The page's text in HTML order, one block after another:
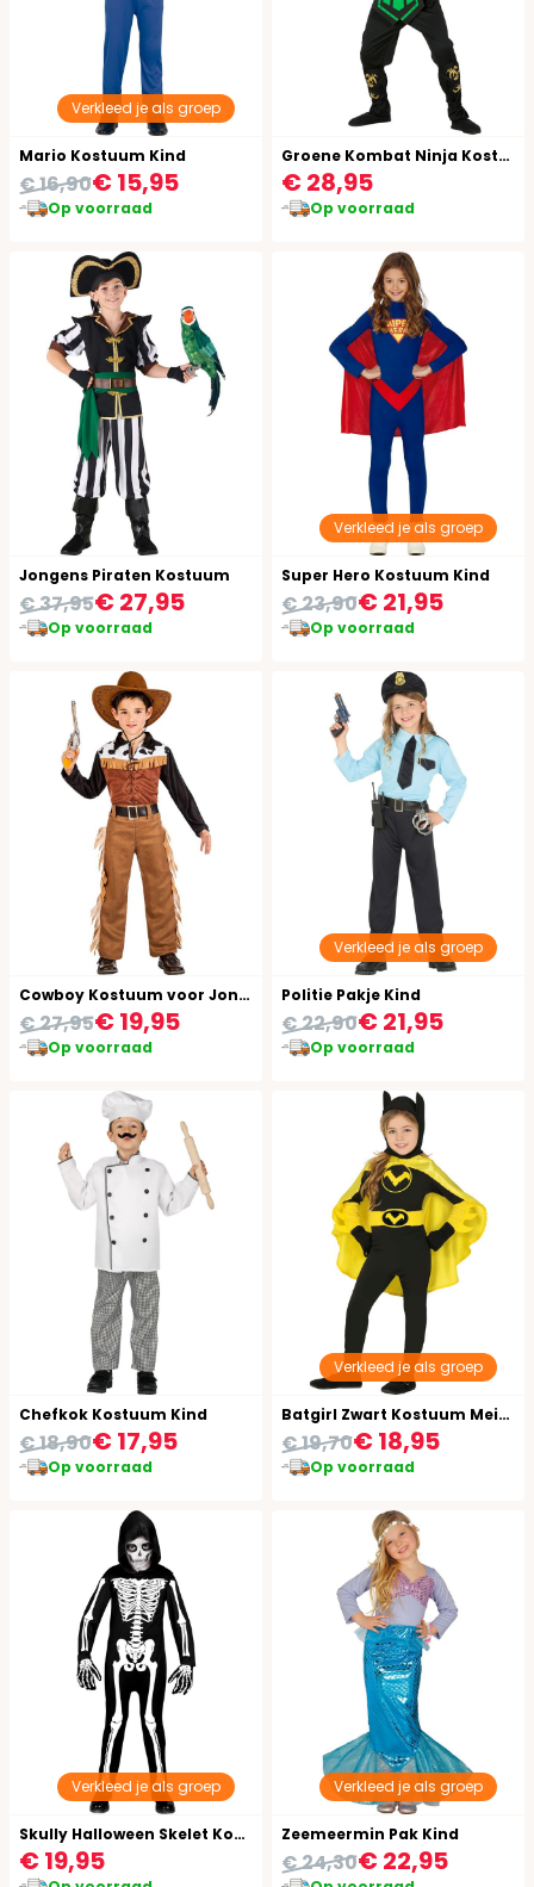
Verkleed je als groep
Mario Kostuum Kind
€ 15,95
€ 16,90
Op voorraad
Groene Kombat Ninja Kostuum Kind
€ 28,95
Op voorraad
Jongens Piraten Kostuum
€ 27,95
€ 37,95
Op voorraad
Verkleed je als groep
Super Hero Kostuum Kind
€ 21,95
€ 23,90
Op voorraad
Cowboy Kostuum voor Jongens
€ 19,95
€ 27,95
Op voorraad
Verkleed je als groep
Politie Pakje Kind
€ 21,95
€ 22,90
Op voorraad
Chefkok Kostuum Kind
€ 17,95
€ 18,90
Op voorraad
Verkleed je als groep
Batgirl Zwart Kostuum Meisjes
€ 18,95
€ 19,70
Op voorraad
Verkleed je als groep
Skully Halloween Skelet Kostuum Kind
€ 19,95
Verkleed je als groep
Zeemeermin Pak Kind
€ 22,95
€ 24,30